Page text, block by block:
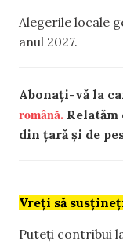
Alegerile locale
anul 2027.
Abonați-vă la
română.
din țară și de
Vreți să
Puteți contribui